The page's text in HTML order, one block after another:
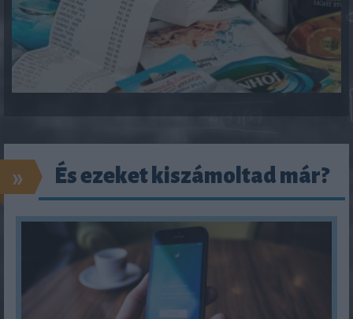
» És ezeket kiszámoltad már?